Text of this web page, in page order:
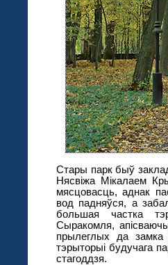
Стары парк быў
Нясвіжа Мікалаем
мясцовасць, аднак
вод падняўся, а
большая частка
Сыракомля,
прылеглых да
тэрыторыі будучага
стагоддзя.